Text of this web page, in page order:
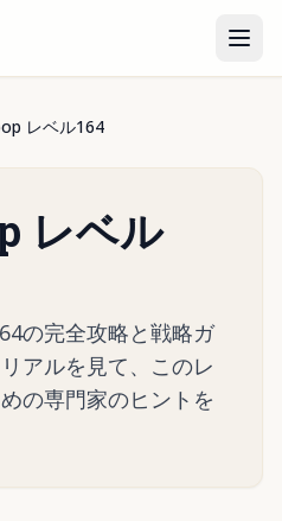
レベル164
レベル
の完全攻略と戦略ガ
アルを見て、このレ
の専門家のヒントを